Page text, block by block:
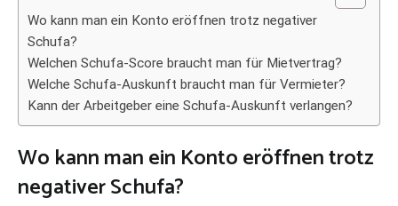
Wo kann man ein Konto eröffnen trotz negativer
Schufa?
Welchen Schufa-Score braucht man für Mietvertrag?
Welche Schufa-Auskunft braucht man für Vermieter?
Kann der Arbeitgeber eine Schufa-Auskunft verlangen?
Wo kann man ein Konto eröffnen trotz
negativer Schufa?